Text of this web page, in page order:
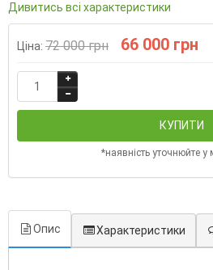
Дивитись всі характеристики
Ціна: 72 000 грн 66 000 грн
КУПИТИ
*наявність уточнюйте
Опис Характеристики